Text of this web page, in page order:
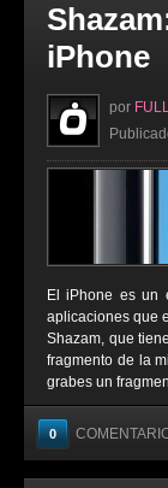
iPhone
por
El iPhone es un
aplicaciones que
Shazam, que
fragmento de la
grabes un
0